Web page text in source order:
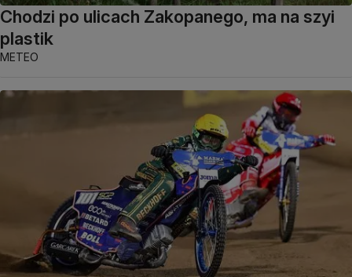
Chodzi po ulicach Zakopanego, ma na szyi
plastik
METEO